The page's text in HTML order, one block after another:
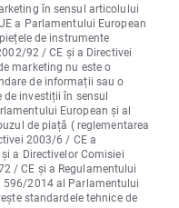
în sensul articolului
a Parlamentului European
de instrumente
92 / CE și a Directivei
marketing nu este o
de informații sau o
de investiții în sensul
European și al
de piață ( reglementarea
2003/6 / CE a
a Directivelor Comisiei
/ CE și a Regulamentului
596/2014 al Parlamentului
standardele tehnice de